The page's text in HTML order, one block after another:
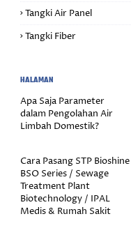
Tangki Air Panel
Tangki Fiber
HALAMAN
Apa Saja Parameter
dalam Pengolahan Air
Limbah Domestik?
Cara Pasang STP Bioshine
BSO Series / Sewage
Treatment Plant
Biotechnology / IPAL
Medis & Rumah Sakit